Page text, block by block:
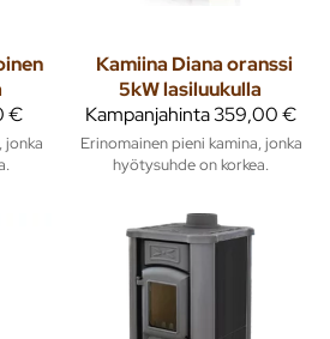
€
jonka
Kamiina Diana oranssi
5kW lasiluukulla
Kampanjahinta359,00 €
Erinomainen pieni kamina, jonka
hyötysuhde on korkea.